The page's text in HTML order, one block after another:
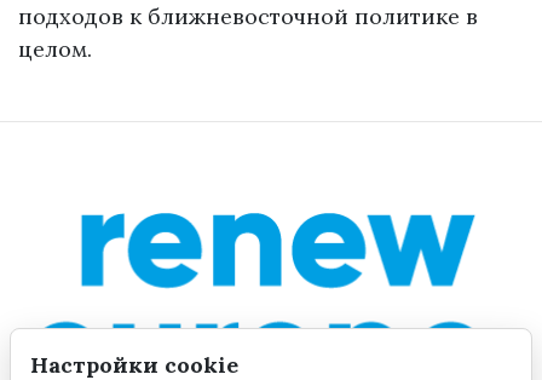
подходов к ближневосточной политике в
целом.
Настройки cookie